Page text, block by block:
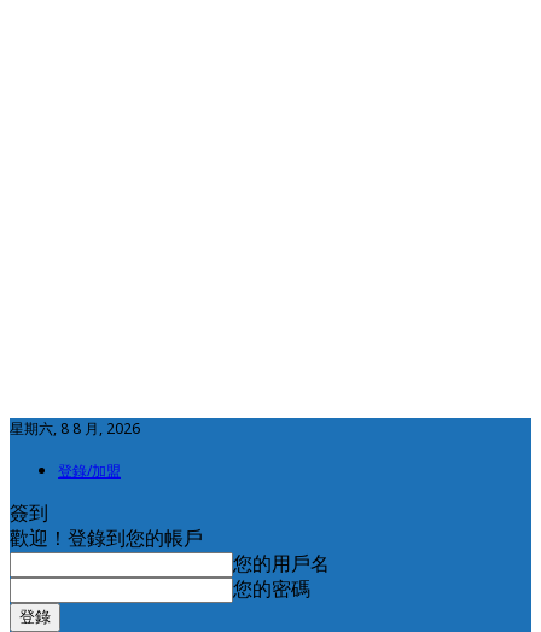
星期六, 8 8 月, 2026
登錄/加盟
簽到
歡迎！登錄到您的帳戶
您的用戶名
您的密碼